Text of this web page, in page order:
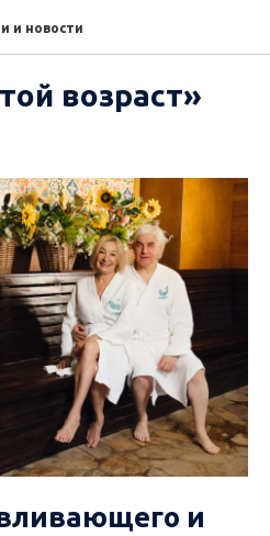
и новости
возраст»
и